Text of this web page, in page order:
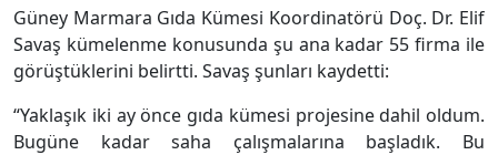
Güney Marmara Gıda Kümesi Koordinatörü Doç. Dr. Elif
Savaş kümelenme konusunda şu ana kadar 55 firma ile
görüştüklerini belirtti. Savaş şunları kaydetti:
“Yaklaşık iki ay önce gıda kümesi projesine dahil oldum.
Bugüne kadar saha çalışmalarına başladık. Bu